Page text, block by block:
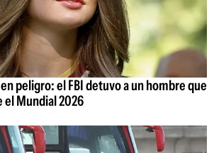
peligro: el FBI detuvo a un hombre que
el Mundial 2026